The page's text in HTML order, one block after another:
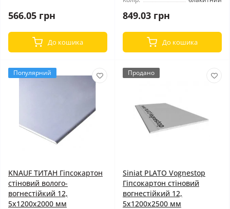
566.05 грн
До кошика
849.03 грн
До кошика
Популярний
KNAUF ТИТАН Гіпсокартон
стіновий волого-
вогнестійкий 12,
5x1200x2000 мм
Продано
Siniat PLATO Vognestop
Гіпсокартон стіновий
вогнестійкий 12,
5x1200x2500 мм